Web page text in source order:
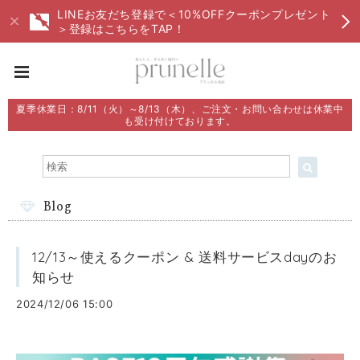
LINEお友だち登録で＜10%OFFクーポンプレゼント
＞登録はこちらをTAP！
夏季休業日：8/11（火）～8/13（木）、ご注文・お問い合わせは休業中
も受け付けております。
Blog
12/13～使えるクーポン & 送料サービスdayのお
知らせ
2024/12/06 15:00